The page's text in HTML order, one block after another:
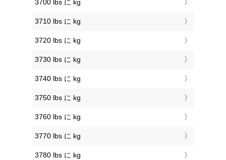
3700 lbs に kg
3710 lbs に kg
3720 lbs に kg
3730 lbs に kg
3740 lbs に kg
3750 lbs に kg
3760 lbs に kg
3770 lbs に kg
3780 lbs に kg